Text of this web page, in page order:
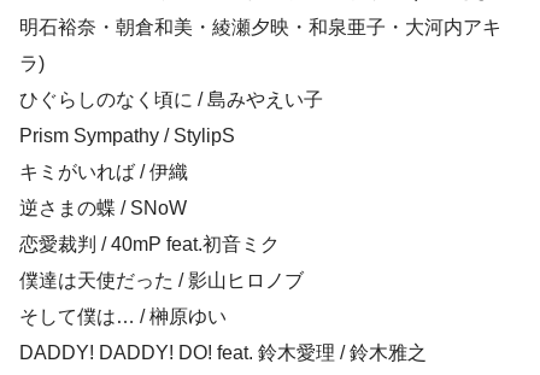
明石裕奈・朝倉和美・綾瀬夕映・和泉亜子・大河内アキ
ラ)
ひぐらしのなく頃に / 島みやえい子
Prism Sympathy / StylipS
キミがいれば / 伊織
逆さまの蝶 / SNoW
恋愛裁判 / 40mP feat.初音ミク
僕達は天使だった / 影山ヒロノブ
そして僕は… / 榊原ゆい
DADDY! DADDY! DO! feat. 鈴木愛理 / 鈴木雅之